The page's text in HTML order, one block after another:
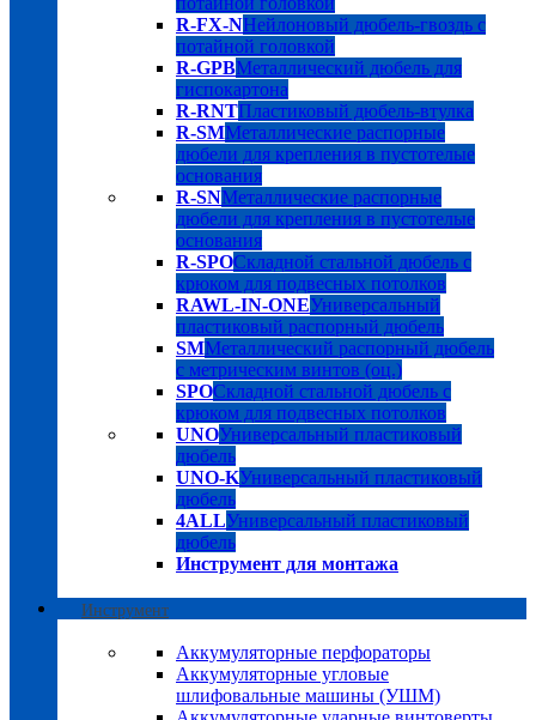
R-FX-NНейлоновый дюбель-гвоздь с
потайной головкой
R-GPBМеталлический дюбель для
гиспокартона
R-RNTПластиковый дюбель-втулка
R-SMМеталлические распорные
дюбели для крепления в пустотелые
основания
R-SNМеталлические распорные
дюбели для крепления в пустотелые
основания
R-SPOСкладной стальной дюбель с
крюком для подвесных потолков
RAWL-IN-ONEУниверсальный
пластиковый распорный дюбель
SMМеталлический распорный дюбель
с метрическим винтов (оц.)
SPOСкладной стальной дюбель с
крюком для подвесных потолков
UNOУниверсальный пластиковый
дюбель
UNO-KУниверсальный пластиковый
дюбель
4ALLУниверсальный пластиковый
дюбель
Инструмент для монтажа
Инструмент
Аккумуляторные перфораторы
Аккумуляторные угловые
шлифовальные машины (УШМ)